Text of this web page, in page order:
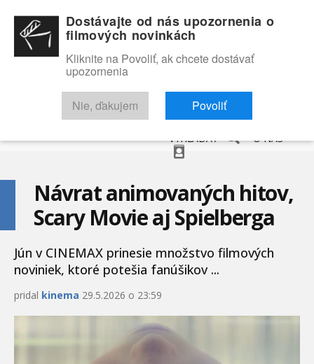
RECENZIE TRAILERY FILMOVÁ DATABÁZA
VYHĽADAŤ O NÁS
Návrat animovaných hitov,
Scary Movie aj Spielberga
Jún v CINEMAX prinesie množstvo filmových
noviniek, ktoré potešia fanúšikov ...
pridal kinema 29.5.2026 o 23:59
Dostávajte od nás upozornenia o
filmových novinkách
Kliknite na Povoliť, ak chcete dostávať
upozornenia
Nie, ďakujem Povoliť